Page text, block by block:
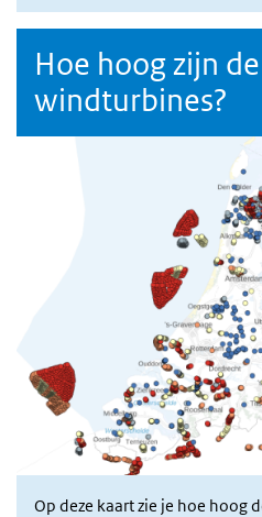
Hoe hoog zijn de
windturbines?
Op deze kaart zie je hoe hoog